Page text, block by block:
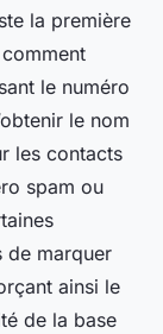
la première
le numéro
le nom
les contacts
spam ou
de marquer
ainsi le
de la base